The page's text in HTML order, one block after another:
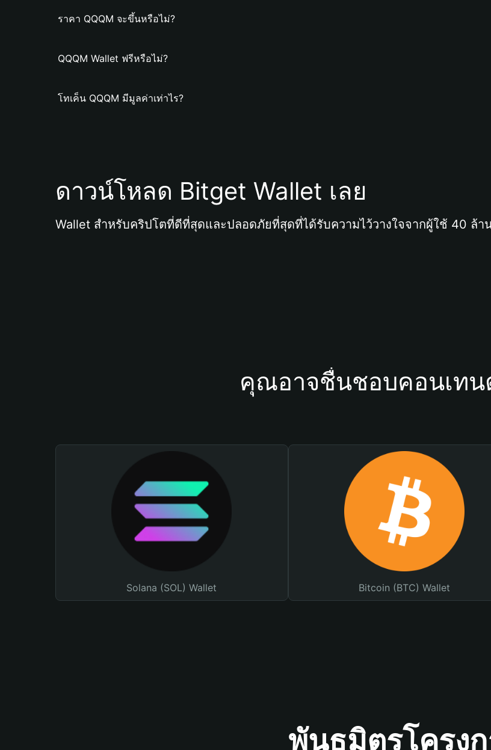
ราคา QQQM จะขึ้นหรือไม่?
QQQM Wallet ฟรีหรือไม่?
โทเค็น QQQM มีมูลค่าเท่าไร?
ดาวน์โหลด Bitget Wallet เลย
Wallet สำหรับคริปโตที่ดีที่สุดและปลอดภัยที่สุดที่ได้รับความไว้วางใจจากผู้ใช้ 40 ล้า
คุณอาจชื่นชอบคอนเทน
Solana (SOL) Wallet Bitcoin (BTC) Wallet
พันธมิตรโครง